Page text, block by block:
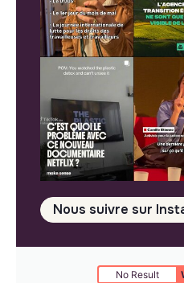
Nous suivre sur
No Result